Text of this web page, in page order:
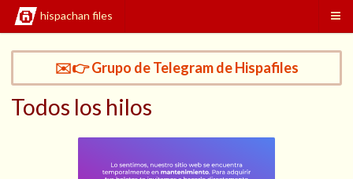
hispachan files
✉️👉 Grupo de Telegram de Hispafiles
Todos los hilos